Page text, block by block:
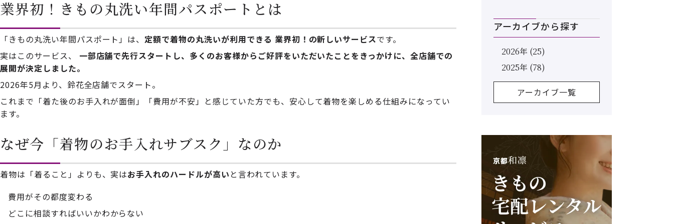
業界初！きもの丸洗い年間パスポートとは
「きもの丸洗い年間パスポート」は、 定額で着物の丸洗いが利用できる 業界初！の新しいサービスです。
実はこのサービス、 一部店舗で先行スタートし、多くのお客様からご好評をいただいたことをきっかけに、全店舗での
展開が決定しました。
2026年5月より、鈴花全店舗でスタート。
これまで「着た後のお手入れが面倒」「費用が不安」と感じていた方でも、安心して着物を楽しめる仕組みになってい
ます。
なぜ今「着物のお手入れサブスク」なのか
着物は「着ること」よりも、実はお手入れのハードルが高い と言われています。
費用がその都度変わる
どこに相談すればいいかわからない
アーカイブから探す
2026年 (25)
2025年 (78)
アーカイブ一覧